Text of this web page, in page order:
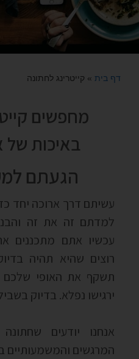
דף בית » קייטרינג לחתונה
מחפשים
באיכות
הגעתם
עשיתם דרך ארוכה יחד
למדתם זה את זה
עכשיו אתם מתכננים
רוצים שהיא תהיה
תשקף את האופי שלכם
ירגישו נפלא. בדיוק
אנחנו יודעים
המרגשים והמשמעותיים